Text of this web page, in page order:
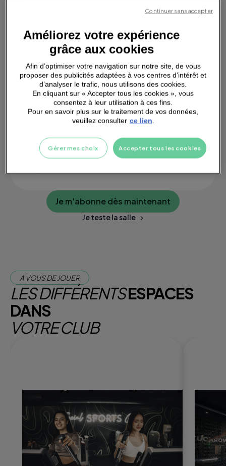
SMALLGROUPS
PARKINGA PROXIMITÉ
Je m'abonne dès maintenant
Je teste la salle
A VOUS DE JOUER
LES DIFFÉRENTSESPACES
DANS
VOTRE CLUB
Améliorez votre expérience
grâce aux cookies
Afin d’optimiser votre navigation sur notre site, de vous
proposer des publicités adaptées à vos centres d’intérêt et
d’analyser le trafic, nous utilisons des cookies.
En cliquant sur « Accepter tous les cookies », vous
consentez à leur utilisation à ces fins.
Pour en savoir plus sur le traitement de vos données,
veuillez consulter ce lien.
Accepter tous les cookies
Gérer mes choix
Continuer sans accepter